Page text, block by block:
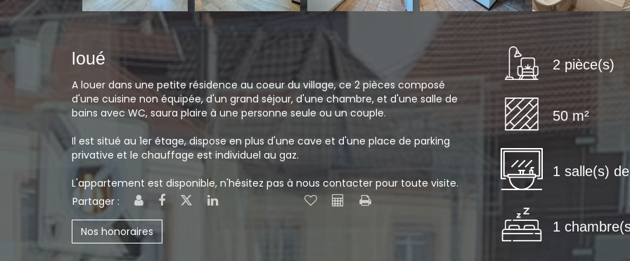
loué
A louer dans une petite résidence au coeur du village, ce 2 pièces composé
d'une cuisine non équipée, d'un grand séjour, d'une chambre, et d'une salle de
bains avec WC, saura plaire à une personne seule ou un couple.
Il est situé au 1er étage, dispose en plus d'une cave et d'une place de parking
privative et le chauffage est individuel au gaz.
L'appartement est disponible, n'hésitez pas à nous contacter pour toute visite.
Partager :
Nos honoraires
2 pièce(s)
50 m²
1 salle(s)
1